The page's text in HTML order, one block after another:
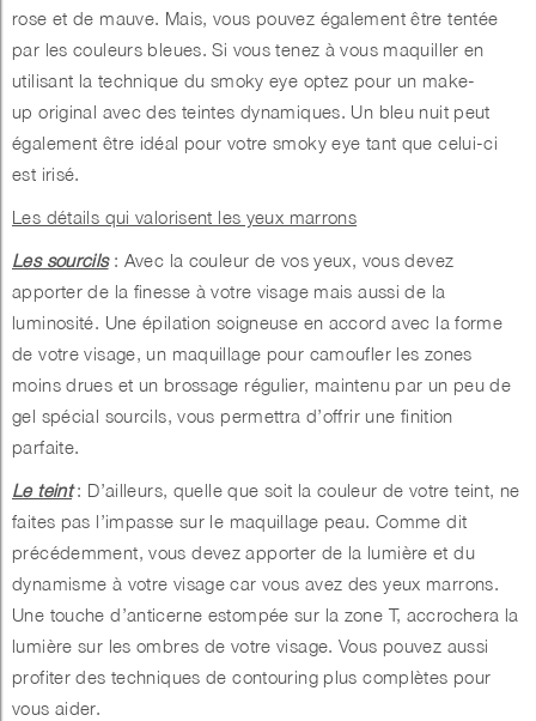
rose et de mauve. Mais, vous pouvez également être tentée
par les couleurs bleues. Si vous tenez à vous maquiller en
utilisant la technique du smoky eye optez pour un make-
up original avec des teintes dynamiques. Un bleu nuit peut
également être idéal pour votre smoky eye tant que celui-ci
est irisé.
Les détails qui valorisent les yeux marrons
Les sourcils: Avec la couleur de vos yeux, vous devez
apporter de la finesse à votre visage mais aussi de la
luminosité. Une épilation soigneuse en accord avec la forme
de votre visage, un maquillage pour camoufler les zones
moins drues et un brossage régulier, maintenu par un peu de
gel spécial sourcils, vous permettra d’offrir une finition
parfaite.
Le teint: D’ailleurs, quelle que soit la couleur de votre teint, ne
faites pas l’impasse sur le maquillage peau. Comme dit
précédemment, vous devez apporter de la lumière et du
dynamisme à votre visage car vous avez des yeux marrons.
Une touche d’anticerne estompée sur la zone T, accrochera la
lumière sur les ombres de votre visage. Vous pouvez aussi
profiter des techniques de contouring plus complètes pour
vous aider.